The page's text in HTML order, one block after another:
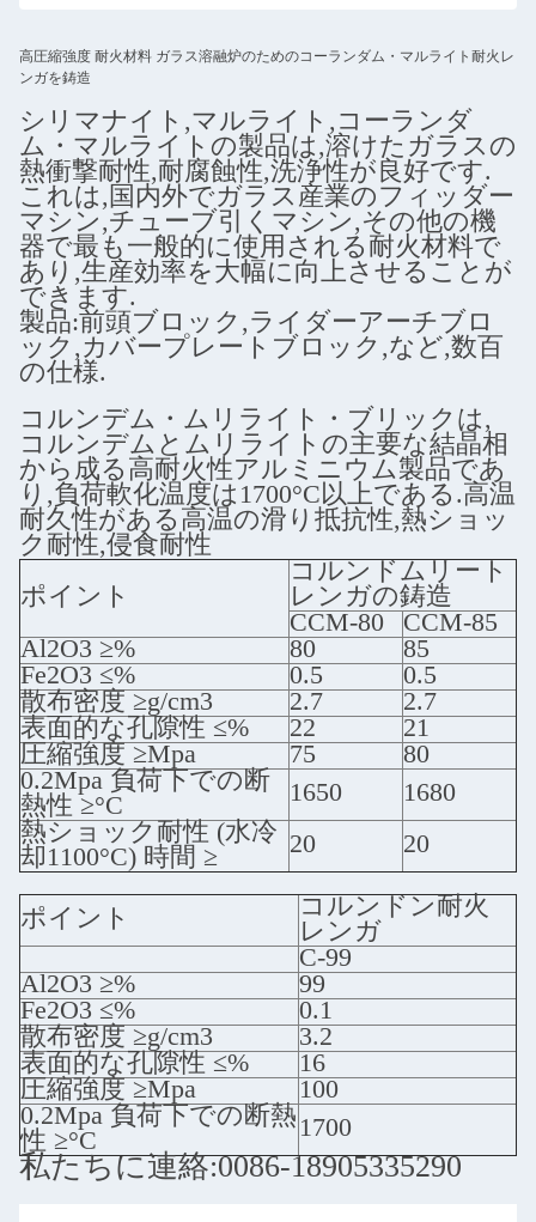
高圧縮強度 耐火材料 ガラス溶融炉のためのコーランダム・マルライト耐火レ
ンガを鋳造
シリマナイト,マルライト,コーランダ
ム・マルライトの製品は,溶けたガラスの
熱衝撃耐性,耐腐蝕性,洗浄性が良好です.
これは,国内外でガラス産業のフィッダー
マシン,チューブ引くマシン,その他の機
器で最も一般的に使用される耐火材料で
あり,生産効率を大幅に向上させることが
できます.
製品:前頭ブロック,ライダーアーチブロ
ック,カバープレートブロック,など,数百
の仕様.
コルンデム・ムリライト・ブリックは,
コルンデムとムリライトの主要な結晶相
から成る高耐火性アルミニウム製品であ
り,負荷軟化温度は1700°C以上である.高温
耐久性がある高温の滑り抵抗性,熱ショッ
ク耐性,侵食耐性
ポイント
コルンドムリート
レンガの鋳造
CCM-80
CCM-85
Al2O3 ≥%
80
85
Fe2O3 ≤%
0.5
0.5
散布密度 ≥g/cm3
2.7
2.7
表面的な孔隙性 ≤%
22
21
圧縮強度 ≥Mpa
75
80
0.2Mpa 負荷下での断
熱性 ≥°C
1650
1680
熱ショック耐性 (水冷
却1100°C) 時間 ≥
20 20
ポイント
コルンドン耐火
レンガ
C-99
Al2O3 ≥%
99
Fe2O3 ≤%
0.1
散布密度 ≥g/cm3
3.2
表面的な孔隙性 ≤%
16
圧縮強度 ≥Mpa
100
0.2Mpa 負荷下での断熱
性 ≥°C
1700
私たちに連絡:0086-18905335290